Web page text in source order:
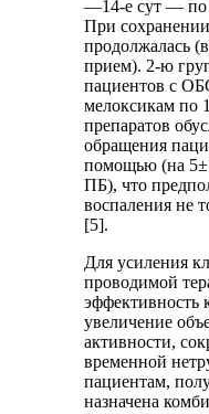
—14-е сут — по
При
продолжалась
прием). 2-ю
пациентов с
мелоксикам по
препаратов
обращения
помощью (на
ПБ), что
воспаления не
[5].
Для усиления
проводимой
эффективность
увеличение
активности,
временной
пациентам,
назначена